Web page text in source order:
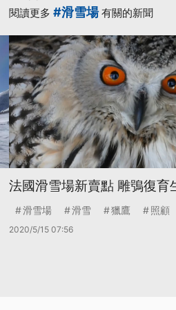
閱讀更多 #滑雪場有關的新聞
法國滑雪場新賣點 雕鴞復育
滑雪場 滑雪 獵鷹 照顧
2020/5/15 07:56